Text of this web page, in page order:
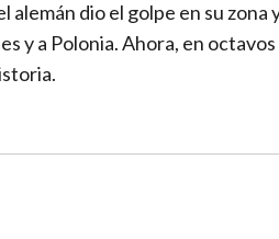
alemán dio el golpe en su
y a Polonia. Ahora, en